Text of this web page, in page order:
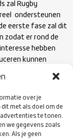
over je
met als doel om de
te tonen.
we gegevens zoals
Als je geen
zal Rugby
ondersteunen
eerste fase zal dit
zodat er rond de
hebben
kunnen
is kijk dan naar dit